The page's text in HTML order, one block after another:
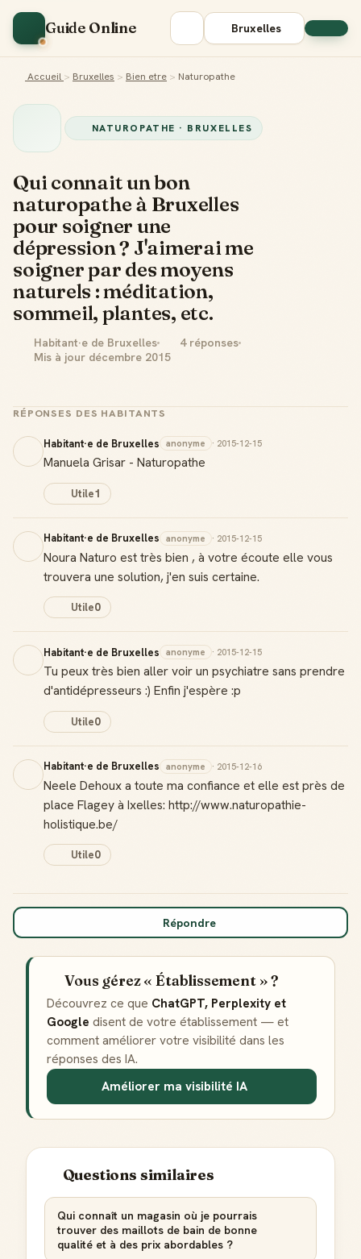
Guide Online Bruxelles
Accueil > Bruxelles > Bien etre > Naturopathe
NATUROPATHE · BRUXELLES
Qui connait un bon
naturopathe à Bruxelles
pour soigner une
dépression ? J'aimerai me
soigner par des moyens
naturels : méditation,
sommeil, plantes, etc.
Habitant·e de Bruxelles
4 réponses
Mis à jour décembre 2015
RÉPONSES DES HABITANTS
Habitant·e de Bruxelles anonyme · 2015-12-15
Manuela Grisar - Naturopathe
Utile1
Habitant·e de Bruxelles anonyme · 2015-12-15
Noura Naturo est très bien , à votre écoute elle vous
trouvera une solution, j'en suis certaine.
Utile0
Habitant·e de Bruxelles anonyme · 2015-12-15
Tu peux très bien aller voir un psychiatre sans prendre
d'antidépresseurs :) Enfin j'espère :p
Utile0
Habitant·e de Bruxelles anonyme · 2015-12-16
Neele Dehoux a toute ma confiance et elle est près de
place Flagey à Ixelles: http://www.naturopathie-
holistique.be/
Utile0
Répondre
Vous gérez « Établissement » ?
Découvrez ce que ChatGPT, Perplexity et
Google disent de votre établissement — et
comment améliorer votre visibilité dans les
réponses des IA.
Améliorer ma visibilité IA
Questions similaires
Qui connaît un magasin où je pourrais
trouver des maillots de bain de bonne
qualité et à des prix abordables ?